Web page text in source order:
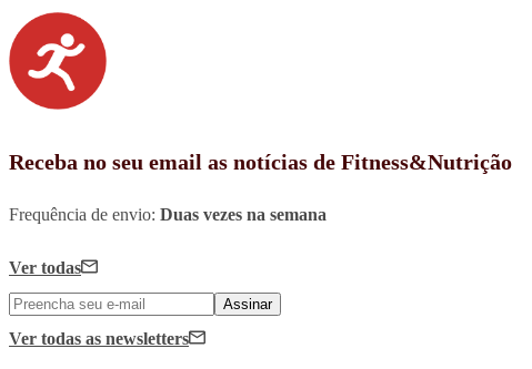
Receba no seu email as notícias de Fitness&Nutrição
Frequência de envio: Duas vezes na semana
Ver todas
Assinar
Ver todas as newsletters